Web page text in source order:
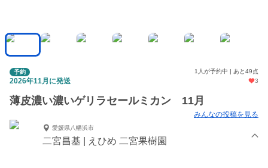
予約 1人が予約中 | あと49点
2026年11月に発送 3
薄皮濃い濃いゲリラセールミカン 11月
みんなの投稿を見る
愛媛県八幡浜市
二宮昌基 | えひめ 二宮果樹園